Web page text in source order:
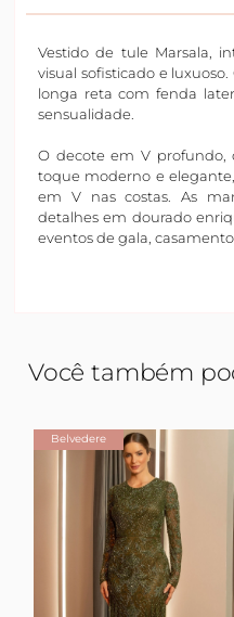
Vestido de tule Marsala,
visual sofisticado e
longa reta com fenda
sensualidade.
O decote em V profundo,
toque moderno e
em V nas costas. As
detalhes em dourado
eventos de gala,
Você também
Belvedere